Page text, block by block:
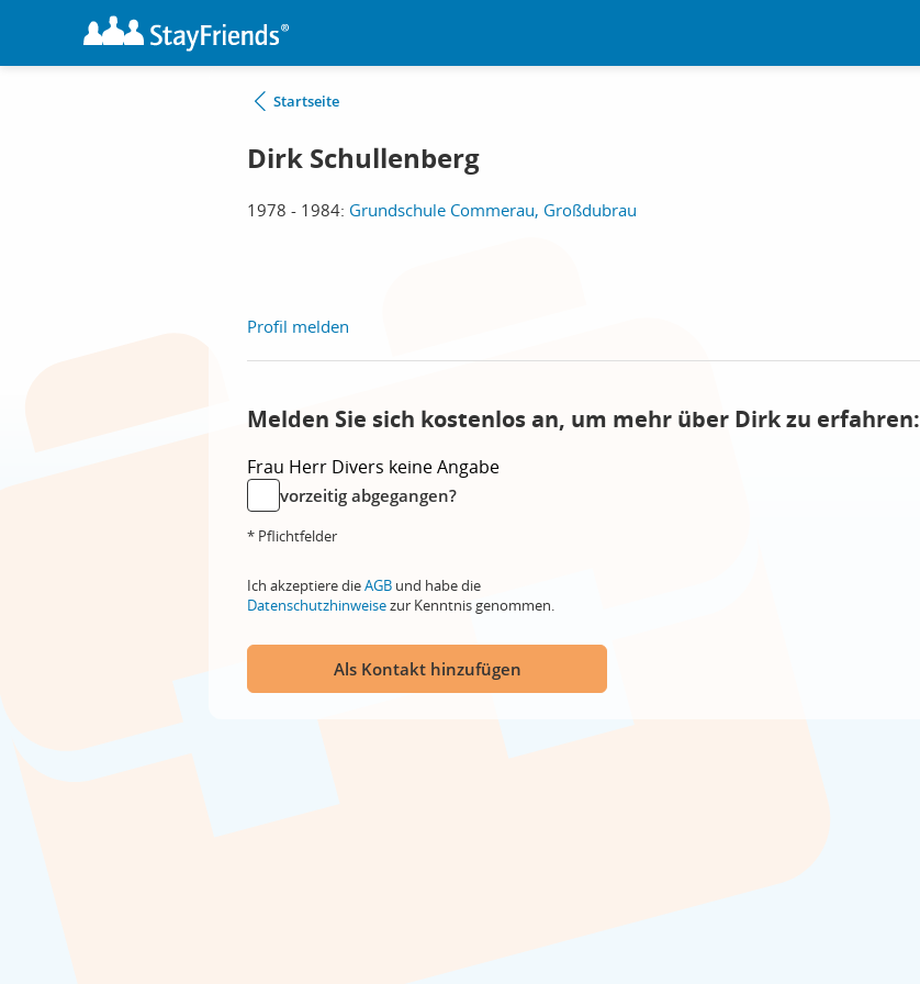
Startseite
Dirk Schullenberg
1978 - 1984: Grundschule Commerau, Großdubrau
Profil melden
Melden Sie sich kostenlos an, um mehr über Dirk zu erfahren:
Frau Herr Divers keine Angabe
vorzeitig abgegangen?
* Pflichtfelder
Ich akzeptiere dieAGB und habe die
Datenschutzhinweisezur Kenntnis genommen.
Als Kontakt hinzufügen